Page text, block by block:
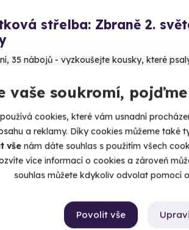
vaše soukromí,
cookies, které vám usnadní
a reklamy. Díky cookies můžeme také
vše nám dáte souhlas s použitím všech
více informací o cookies a zároveň
souhlas můžete kdykoliv odvolat pomocí
Povolit vše
střelba: Zbraně 2.
35 nábojů - vyzkoušejte kousky, které
- Radkovice (okres Plzeň-jih)
dalších lokalit)
Kč